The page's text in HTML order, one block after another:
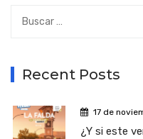
Recent Posts
17 de
¿Y si este